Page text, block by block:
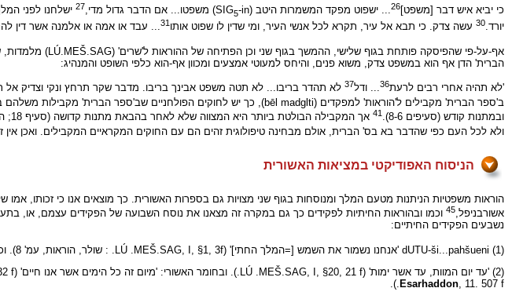
כי יביא איש דבר [משפט]26... ישפוט מפקד המשמרות היטב (SIG 5-in) משפטו... אם הדבר גדול מדי, 27 ישלחנו לפני
יורד.30 עשה צדק. כי תבא אל עיר, תקרא לכל אנשי העיר, ומי שדין לו שפוט אותו 31... עבד או אמה או אלמנה אשר דין
אף-על-פי שהפיסקה פותחת בגוף שלישי, ההמשך בגוף שני וכן הפתיחה של ההוראות ל'שרים' (LÚ.MEŠ.SAG) מלמדות, שברקע של ה'הוראות' עומדים יחסי 'אני ואתה' האפייניים לחוק האפודיקטי.
הברית' הדן אף הוא במשפט צדק, משוא פנים, והיחס למעוטי אמצעים ומכוון אף-הוא כלפי השופט והמנהיג:
'לא תהיה אחרי רבים לרעת36... ודל37 לא תהדר בריבו... לא תטה משפט אבינך בריבו. מדבר שקר תרחץ ונקי וצדיק אל
ב'ספר הברית' מקבילים ל'הוראות' למפקדים (bēl madglti), כך יש לחוקים הפולחניים שב'ספר הברית' מקבילות משלהם ב'הוראות' החיתיות למשרתי המקדש.
ובמתנות קודש (סעיפים 8-6).
41 אך המקבילה הבולטת ביותר היא המצווה שלא לאחר בהבאת מתנות קדושה (סעיף 18; השווה 5), המופיעה ב'ספר הברית' (כב: כח): 'מלאתך ודמעך לא תאחר'.
ולא לכל העם כפי שהדבר בא בס' הברית, אולם מבחינה טיפולוגית זהים הם עם החוקים המקראיים המקבילים. ואכן אין
הניסוח האפודיקטי במציאות האשורית
אשורבניפל,45 וכמו ובהוראות החיתיות לפקידים כך גם במקרה זה מצאנו את נוסח השבועה של הפקידים עצמם, או,
נשבעים הפקידים החיתיים:
(1) dUTU-ši...pahšueni 'אנחנו נשמור את השמש [=המלך החתי]' (LÚ .MEŠ.SAG, I, §1, 3f. : שולר, הוראות, עמ' 8). וכך גם הפקידים האשוריים: šar māt Aššur
(2) 'עד יום המוות, עד אשר ימות' (LÚ .MEŠ.SAG, I, §20, 21 f.). ובחומר האשורי: 'מיום זה כל הימים אשר אנו חיים' (ABL, 1105, Vs. 32 f.). או: 'כל עוד אנו, בנינו ונכדינו חיים, אשורבניפל יורש-העצר יהא מלכנו, אדוננו' (
Esarhaddon, 11. 507 f.).